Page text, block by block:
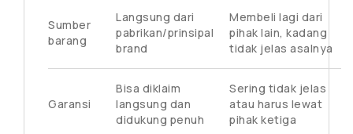
Sumber
barang
Langsung dari
pabrikan/prinsipal
brand
Membeli lagi dari
pihak lain, kadang
tidak jelas asalnya
Garansi
Bisa diklaim
langsung dan
didukung penuh
Sering tidak jelas
atau harus lewat
pihak ketiga